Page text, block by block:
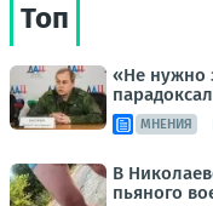
Топ
«Не нужно
МНЕНИЯ
В
пьяного